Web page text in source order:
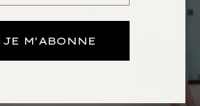
JE M'ABONNE